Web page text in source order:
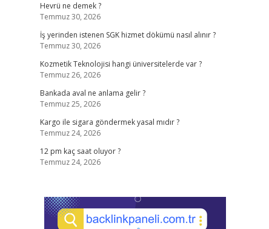
Hevrü ne demek ?
Temmuz 30, 2026
İş yerinden istenen SGK hizmet dökümü nasıl alınır ?
Temmuz 30, 2026
Kozmetik Teknolojisi hangi üniversitelerde var ?
Temmuz 26, 2026
Bankada aval ne anlama gelir ?
Temmuz 25, 2026
Kargo ile sigara göndermek yasal mıdır ?
Temmuz 24, 2026
12 pm kaç saat oluyor ?
Temmuz 24, 2026